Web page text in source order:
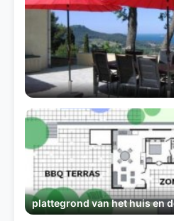
plattegrond van het huis en